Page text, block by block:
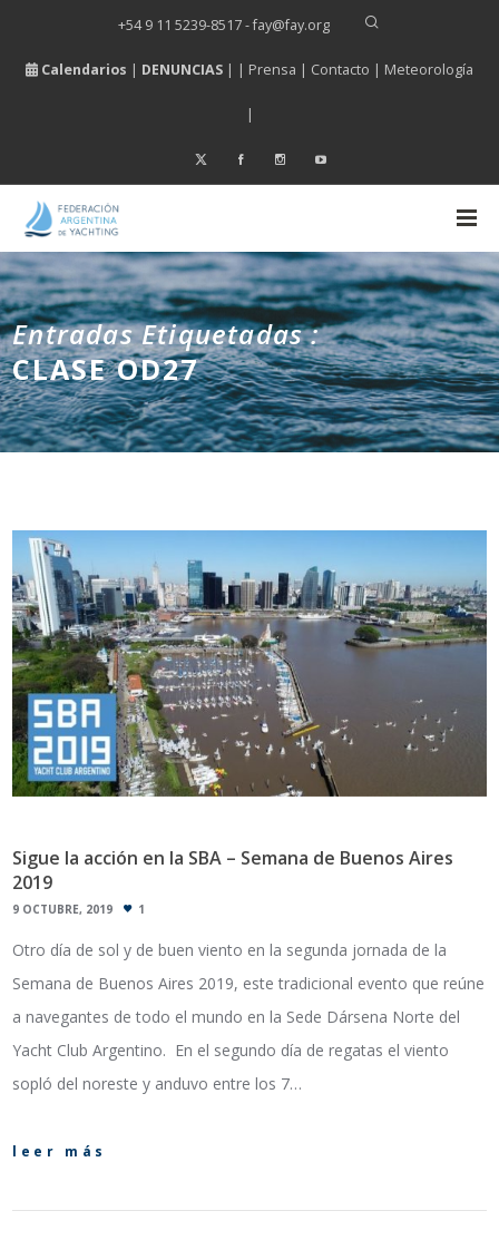
+54 9 11 5239-8517 - fay@fay.org
Calendarios | DENUNCIAS | | Prensa | Contacto | Meteorología
|
Entradas Etiquetadas :
CLASE OD27
Sigue la acción en la SBA – Semana de Buenos Aires
2019
9 OCTUBRE, 2019 1
Otro día de sol y de buen viento en la segunda jornada de la
Semana de Buenos Aires 2019, este tradicional evento que reúne
a navegantes de todo el mundo en la Sede Dársena Norte del
Yacht Club Argentino. En el segundo día de regatas el viento
sopló del noreste y anduvo entre los 7…
leer más